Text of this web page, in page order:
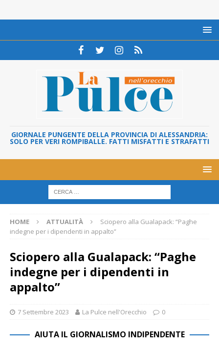
GIORNALE PUNGENTE DELLA PROVINCIA DI ALESSANDRIA:
SOLO PER VERI ROMPIBALLE. FATTI MISFATTI E STRAFATTI
HOME ATTUALITÀ
Sciopero alla Gualapack: “Paghe
indegne per i dipendenti in appalto”
Sciopero alla Gualapack: “Paghe
indegne per i dipendenti in
appalto”
7 Settembre 2023 La Pulce nell'Orecchio 0
AIUTA IL GIORNALISMO INDIPENDENTE